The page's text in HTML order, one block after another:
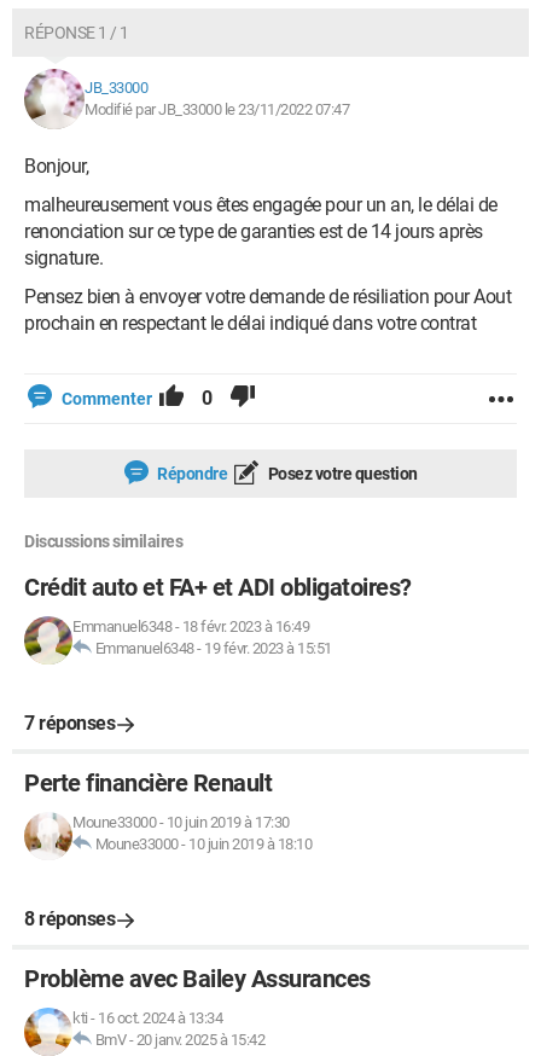
RÉPONSE 1 / 1
JB_33000
Modifié par JB_33000 le 23/11/2022 07:47
Bonjour,
malheureusement vous êtes engagée pour un an, le délai de
renonciation sur ce type de garanties est de 14 jours après
signature.
Pensez bien à envoyer votre demande de résiliation pour Aout
prochain en respectant le délai indiqué dans votre contrat
Commenter 0
Répondre Posez votre question
Discussions similaires
Crédit auto et FA+ et ADI obligatoires?
Emmanuel6348- 18 févr. 2023 à 16:49
Emmanuel6348- 19 févr. 2023 à 15:51
7 réponses
Perte financière Renault
Moune33000- 10 juin 2019 à 17:30
Moune33000- 10 juin 2019 à 18:10
8 réponses
Problème avec Bailey Assurances
kti - 16 oct. 2024 à 13:34
BmV-20 janv. 2025 à 15:42